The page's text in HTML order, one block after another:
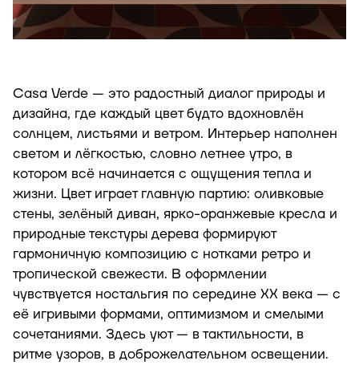
Casa Verde — это радостный диалог природы и
дизайна, где каждый цвет будто вдохновлён
солнцем, листьями и ветром. Интерьер наполнен
светом и лёгкостью, словно летнее утро, в
котором всё начинается с ощущения тепла и
жизни. Цвет играет главную партию: оливковые
стены, зелёный диван, ярко-оранжевые кресла и
природные текстуры дерева формируют
гармоничную композицию с нотками ретро и
тропической свежести. В оформлении
чувствуется ностальгия по середине XX века — с
её игривыми формами, оптимизмом и смелыми
сочетаниями. Здесь уют — в тактильности, в
ритме узоров, в доброжелательном освещении.